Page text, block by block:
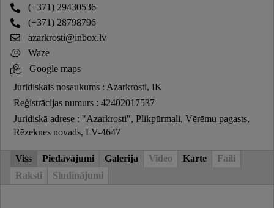
(+371) 29430536
(+371) 28798796
azarkrosti@inbox.lv
Waze
Google maps
Juridiskais nosaukums : Azarkrosti, IK
Reģistrācijas numurs : 42402017537
Juridiskā adrese : "Azarkrosti", Plikpūrmaļi, Vērēmu pagasts,
Rēzeknes novads, LV-4647
Viss Piedāvājumi Galerija Video Karte
Faili
Raksti
Sludinājumi